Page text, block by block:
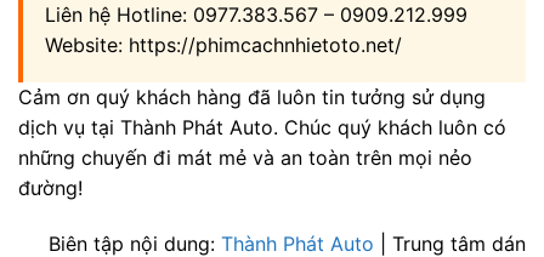
Liên hệ Hotline: 0977.383.567 – 0909.212.999
Website: https://phimcachnhietoto.net/
Cảm ơn quý khách hàng đã luôn tin tưởng sử dụng
dịch vụ tại Thành Phát Auto. Chúc quý khách luôn có
những chuyến đi mát mẻ và an toàn trên mọi nẻo
đường!
Biên tập nội dung: Thành Phát Auto | Trung tâm dán